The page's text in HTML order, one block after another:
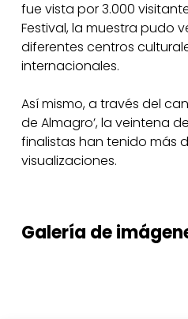
fue vista por 3.000
Festival, la muestra pudo
diferentes centros
internacionales.
Así mismo, a través del
de Almagro’, la veintena
finalistas han tenido más
visualizaciones.
Galería de